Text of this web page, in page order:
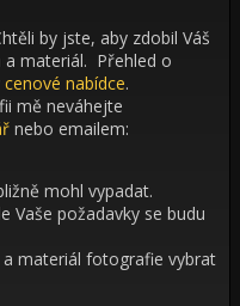
by jste, aby zdobil Váš
a materiál. Přehled o
cenové nabídce.
mě neváhejte
nebo emailem:
mohl vypadat.
Vaše požadavky se budu
materiál fotografie vybrat